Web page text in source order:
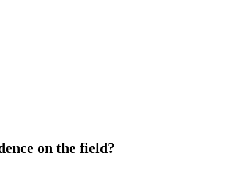
on the field?